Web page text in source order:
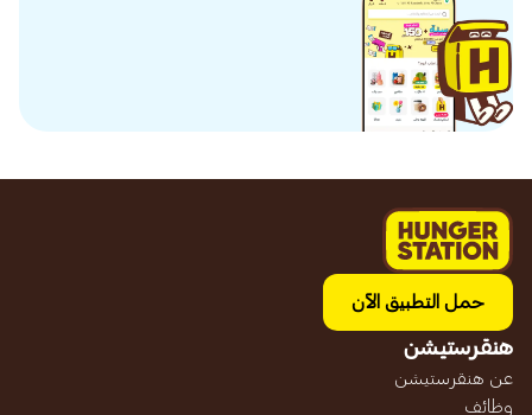
حمل التطبيق الآن
هنقرستيشن
عن هنقرستيشن
وظائف